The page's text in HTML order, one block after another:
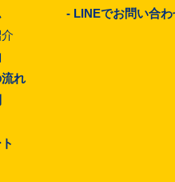
れ
- LINEでお問い合わ